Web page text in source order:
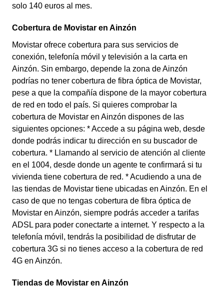
solo 140 euros al mes.
Cobertura de Movistar en Ainzón
Movistar ofrece cobertura para sus servicios de
conexión, telefonía móvil y televisión a la carta en
Ainzón. Sin embargo, depende la zona de Ainzón
podrías no tener cobertura de fibra óptica de Movistar,
pese a que la compañía dispone de la mayor cobertura
de red en todo el país. Si quieres comprobar la
cobertura de Movistar en Ainzón dispones de las
siguientes opciones: * Accede a su página web, desde
donde podrás indicar tu dirección en su buscador de
cobertura. * Llamando al servicio de atención al cliente
en el 1004, desde donde un agente te confirmará si tu
vivienda tiene cobertura de red. * Acudiendo a una de
las tiendas de Movistar tiene ubicadas en Ainzón. En el
caso de que no tengas cobertura de fibra óptica de
Movistar en Ainzón, siempre podrás acceder a tarifas
ADSL para poder conectarte a internet. Y respecto a la
telefonía móvil, tendrás la posibilidad de disfrutar de
cobertura 3G si no tienes acceso a la cobertura de red
4G en Ainzón.
Tiendas de Movistar en Ainzón